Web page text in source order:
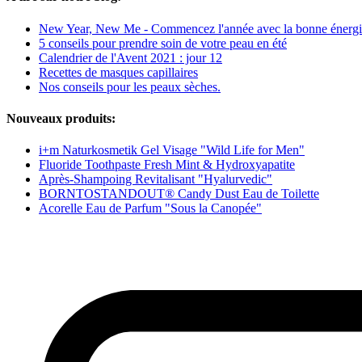
New Year, New Me - Commencez l'année avec la bonne
5 conseils pour prendre soin de votre peau en été
Calendrier de l'Avent 2021 : jour 12
Recettes de masques capillaires
Nos conseils pour les peaux sèches.
Nouveaux produits:
i+m Naturkosmetik Gel Visage "Wild Life for Men"
Fluoride Toothpaste Fresh Mint & Hydroxyapatite
Après-Shampoing Revitalisant "Hyalurvedic"
BORNTOSTANDOUT® Candy Dust Eau de Toilette
Acorelle Eau de Parfum "Sous la Canopée"